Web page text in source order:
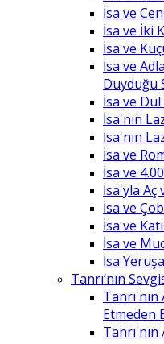
İsa ve
İsa ve İki
İsa ve
İsa ve
Duyduğu
İsa ve
İsa'nın
İsa'nın
İsa ve
İsa ve
İsa'yla Aç
İsa ve
İsa ve
İsa ve
İsa
Tanrı’nın
Etmeden